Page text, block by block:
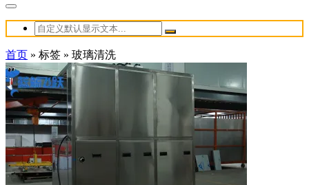
首页 » 标签 » 玻璃清洗